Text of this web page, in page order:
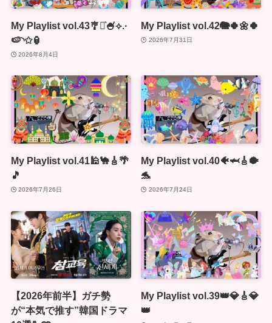
My Playlist vol.43🎐⋆͛🍧⟡.·
🍉◝✩🏮
2026年8月4日
My Playlist vol.42🐘🍀🌼🍀
2026年7月31日
My Playlist vol.41🕌🐪🎸🌴
🎵
2026年7月26日
My Playlist vol.40🐠🦈🎸🐡
🐬
2026年7月24日
【2026年前半】ガチ勢
が“本気で推す”韓国ドラマ
My Playlist vol.39👑💎🎸💎
👑